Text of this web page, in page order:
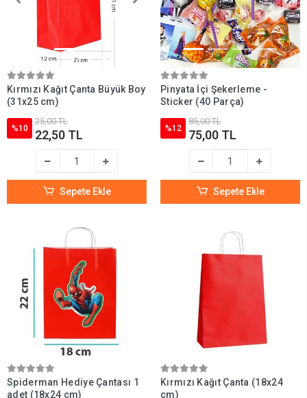
Kırmızı Kağıt Çanta Büyük Boy
(31x25 cm)
%10
25,00 TL
22,50 TL
Sepete Ekle
Pinyata İçi Şekerleme -
Sticker (40 Parça)
%12
85,00 TL
75,00 TL
Sepete Ekle
Spiderman Hediye Çantası 1
adet (18x24 cm)
Kırmızı Kağıt Çanta (18x24
cm)